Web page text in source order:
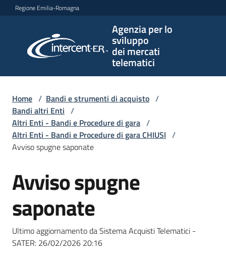
Vai al contenuto
Vai alla navigazione
Vai al footer
Regione Emilia-Romagna
Agenzia per lo
sviluppo
dei mercati
telematici
per lo
sviluppo
telematici
L'Agenzia
Bandi
strumenti
acquisto
Home / Bandi e strumenti di acquisto /
Bandi altri Enti /
Altri Enti - Bandi e Procedure di gara /
Altri Enti - Bandi e Procedure di gara CHIUSI /
Avviso spugne saponate
Salta al contenuto
Avviso spugne
saponate
Ultimo aggiornamento da Sistema Acquisti Telematici -
SATER: 26/02/2026 20:16